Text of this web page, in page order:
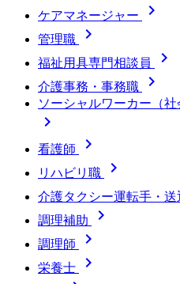
ケアマネージャー 
管理職 
福祉用具専門相談員 
介護事務・事務職 
ソーシャルワーカー（社

看護師 
リハビリ職 
介護タクシー運転手・送
調理補助 
調理師 
栄養士 